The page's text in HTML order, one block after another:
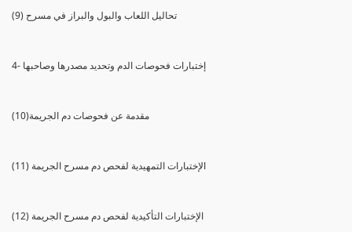
(9) تحاليل اللعاب والبول والبراز في مسرح
4- إختبارات فحوصات الدم وتحديد مصدرها وصاحبها
(10)مقدمة عن فحوصات دم الجريمة
(11) الإختبارات التمهيدية لفحص دم مسرح الجريمة
(12) الإختبارات التأكيدية لفحص دم مسرح الجريمة